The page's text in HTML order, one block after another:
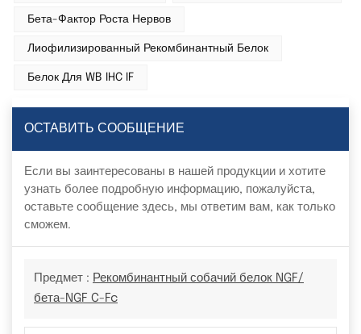
Бета-Фактор Роста Нервов
Лиофилизированный Рекомбинантный Белок
Белок Для WB IHC IF
ОСТАВИТЬ СООБЩЕНИЕ
Если вы заинтересованы в нашей продукции и хотите
узнать более подробную информацию, пожалуйста,
оставьте сообщение здесь, мы ответим вам, как только
сможем.
Предмет : Рекомбинантный собачий белок NGF/
бета-NGF C-Fc